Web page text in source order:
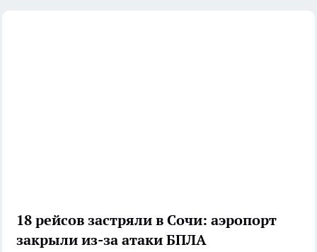
18 рейсов застряли в Сочи: аэропорт
закрыли из-за атаки БПЛА